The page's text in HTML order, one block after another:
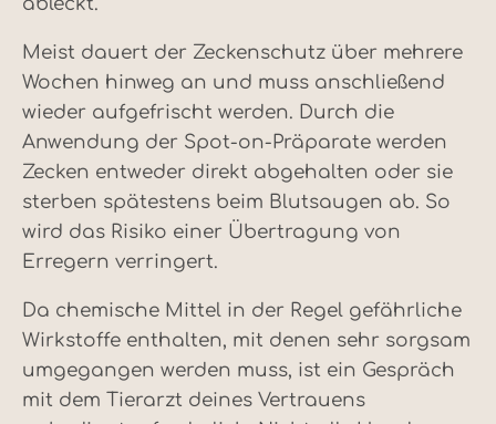
Meist dauert der Zeckenschutz über mehrere
Wochen hinweg an und muss anschließend
wieder aufgefrischt werden. Durch die
Anwendung der Spot-on-Präparate werden
Zecken entweder direkt abgehalten oder sie
sterben spätestens beim Blutsaugen ab. So
wird das Risiko einer Übertragung von
Erregern verringert.
Da chemische Mittel in der Regel gefährliche
Wirkstoffe enthalten, mit denen sehr sorgsam
umgegangen werden muss, ist ein Gespräch
mit dem Tierarzt deines Vertrauens